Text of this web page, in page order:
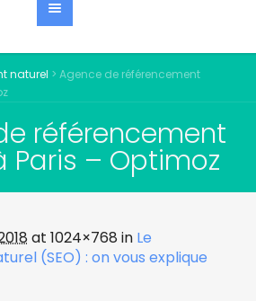
naturel > Agence de référencement
référencement
Paris – Optimoz
at 1024×768 in Le
(SEO) : on vous explique